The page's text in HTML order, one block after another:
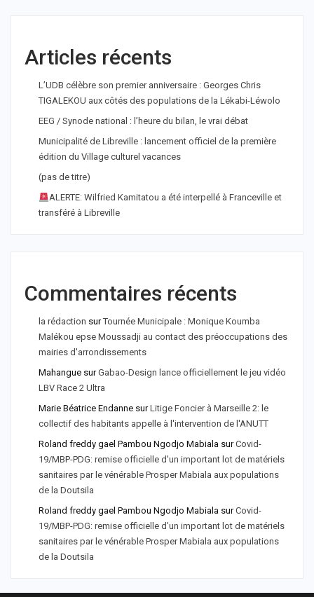
Articles récents
L’UDB célèbre son premier anniversaire : Georges Chris
TIGALEKOU aux côtés des populations de la Lékabi-Léwolo
EEG / Synode national : l’heure du bilan, le vrai débat
Municipalité de Libreville : lancement officiel de la première
édition du Village culturel vacances
(pas de titre)
ALERTE: Wilfried Kamitatou a été interpellé à Franceville et
transféré à Libreville
Commentaires récents
la rédaction surTournée Municipale : Monique Koumba
Malékou epse Moussadji au contact des préoccupations des
mairies d'arrondissements
Mahangue surGabao-Design lance officiellement le jeu vidéo
LBV Race 2 Ultra
Marie Béatrice Endanne surLitige Foncier à Marseille 2: le
collectif des habitants appelle à l'intervention de l'ANUTT
Roland freddy gael Pambou Ngodjo Mabiala surCovid-
19/MBP-PDG: remise officielle d'un important lot de matériels
sanitaires par le vénérable Prosper Mabiala aux populations
de la Doutsila
Roland freddy gael Pambou Ngodjo Mabiala surCovid-
19/MBP-PDG: remise officielle d’un important lot de matériels
sanitaires par le vénérable Prosper Mabiala aux populations
de la Doutsila